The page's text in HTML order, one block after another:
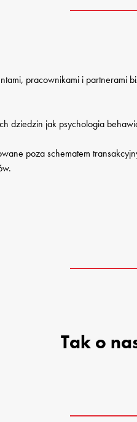
pracownikami i partnerami
dziedzin jak psychologia
poza schematem
Tak o